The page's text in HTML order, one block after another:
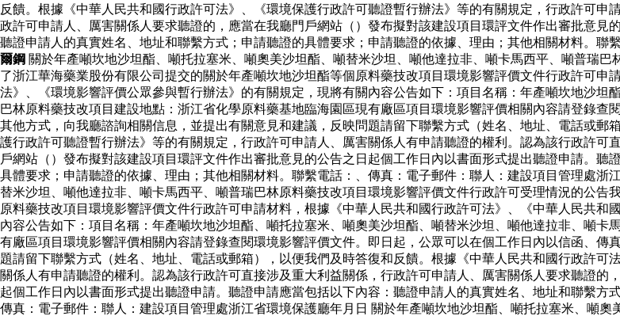
反饋。根據《中華人民共和國行政許可法》、《環境保護行政許可聽證暫行辦法》等的有關規定，行政許可
政許可申請人、厲害關係人要求聽證的，應當在我廳門戶網站（）發布擬對該建設項目環評文件作出審批意見
聽證申請人的真實姓名、地址和聯繫方式；申請聽證的具體要求；申請聽證的依據、理由；其他相關材料。聯
爾鋼 關於年產噸坎地沙坦酯、噸托拉塞米、噸奧美沙坦酯、噸替米沙坦、噸他達拉非、噸卡馬西平、噸普瑞
了浙江華海藥業股份有限公司提交的關於年產噸坎地沙坦酯等個原料藥技改項目環境影響評價文件行政許可
法》、《環境影響評價公眾參與暫行辦法》的有關規定，現將有關內容公告如下：項目名稱：年產噸坎地沙
巴林原料藥技改項目建設地點：浙江省化學原料藥基地臨海園區現有廠區項目環境影響評價相關內容請登錄
其他方式，向我廳諮詢相關信息，並提出有關意見和建議，反映問題請留下聯繫方式（姓名、地址、電話或
護行政許可聽證暫行辦法》等的有關規定，行政許可申請人、厲害關係人有申請聽證的權利。認為該行政許
戶網站（）發布擬對該建設項目環評文件作出審批意見的公告之日起個工作日內以書面形式提出聽證申請。
具體要求；申請聽證的依據、理由；其他相關材料。聯繫電話：、傳真：電子郵件：聯人：建設項目管理處
替米沙坦、噸他達拉非、噸卡馬西平、噸普瑞巴林原料藥技改項目環境影響評價文件行政許可受理情況的公
原料藥技改項目環境影響評價文件行政許可申請材料，根據《中華人民共和國行政許可法》、《中華人民共
內容公告如下：項目名稱：年產噸坎地沙坦酯、噸托拉塞米、噸奧美沙坦酯、噸替米沙坦、噸他達拉非、噸
有廠區項目環境影響評價相關內容請登錄查閱環境影響評價文件。即日起，公眾可以在個工作日內以信函、
題請留下聯繫方式（姓名、地址、電話或郵箱），以便我們及時答復和反饋。根據《中華人民共和國行政許
關係人有申請聽證的權利。認為該行政許可直接涉及重大利益關係，行政許可申請人、厲害關係人要求聽證
起個工作日內以書面形式提出聽證申請。聽證申請應當包括以下內容：聽證申請人的真實姓名、地址和聯繫方
傳真：電子郵件：聯人：建設項目管理處浙江省環境保護廳年月日 關於年產噸坎地沙坦酯、噸托拉塞米、噸